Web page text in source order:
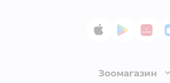
App Store
Google
Зоомагазин